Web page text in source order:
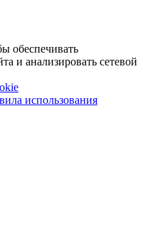
обеспечивать
и анализировать сетевой
использования